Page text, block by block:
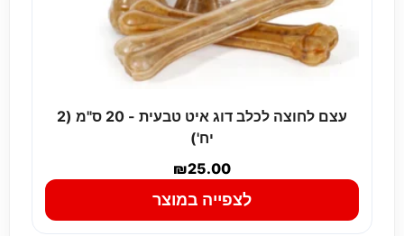
עצם לחוצה לכלב דוג איט טבעית - 20 ס"מ (2
יח')
₪25.00
לצפייה במוצר